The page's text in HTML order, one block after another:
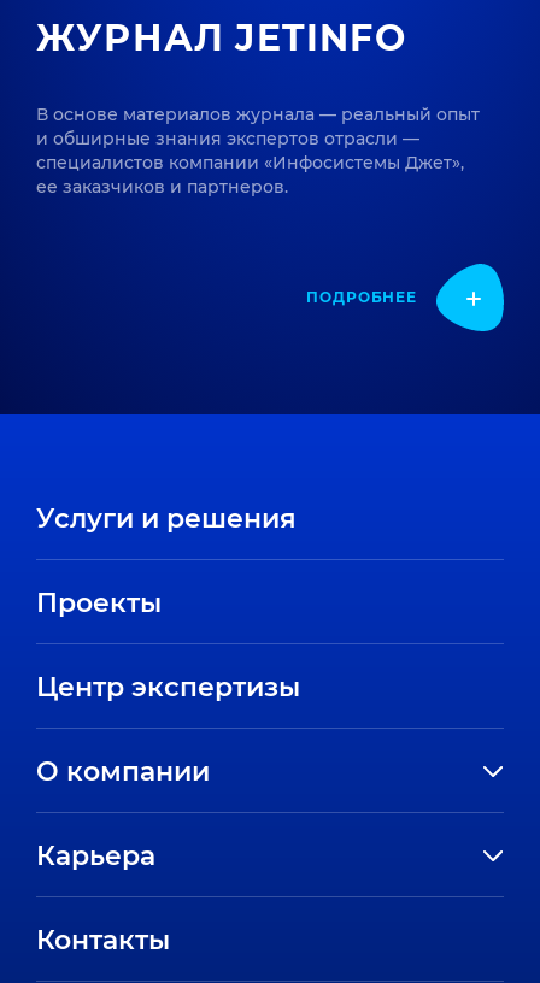
ЖУРНАЛ JETINFO
В основе материалов журнала — реальный опыт
и обширные знания экспертов отрасли —
специалистов компании «Инфосистемы Джет»,
ее заказчиков и партнеров.
ПОДРОБНЕЕ
Услуги и решения
Проекты
Центр экспертизы
О компании
Направления
Карьера
Стажировки
Контакты